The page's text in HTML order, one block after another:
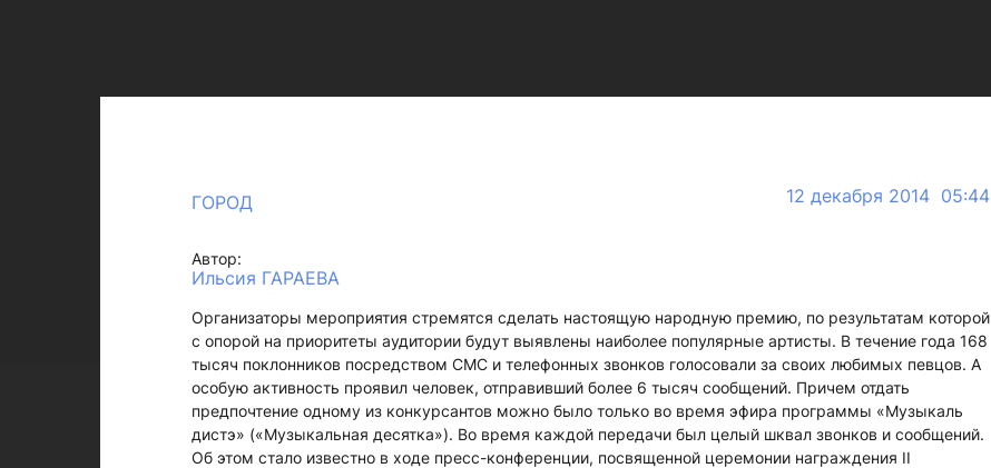
ГОРОД 12 декабря 2014 05:44
Автор:
Ильсия ГАРАЕВА
Организаторы мероприятия стремятся сделать настоящую народную премию, по результатам которой
с опорой на приоритеты аудитории будут выявлены наиболее популярные артисты. В течение года 168
тысяч поклонников посредством СМС и телефонных звонков голосовали за своих любимых певцов. А
особую активность проявил человек, отправивший более 6 тысяч сообщений. Причем отдать
предпочтение одному из конкурсантов можно было только во время эфира программы «Музыкаль
дистэ» («Музыкальная десятка»). Во время каждой передачи был целый шквал звонков и сообщений.
Об этом стало известно в ходе пресс-конференции, посвященной церемонии награждения II